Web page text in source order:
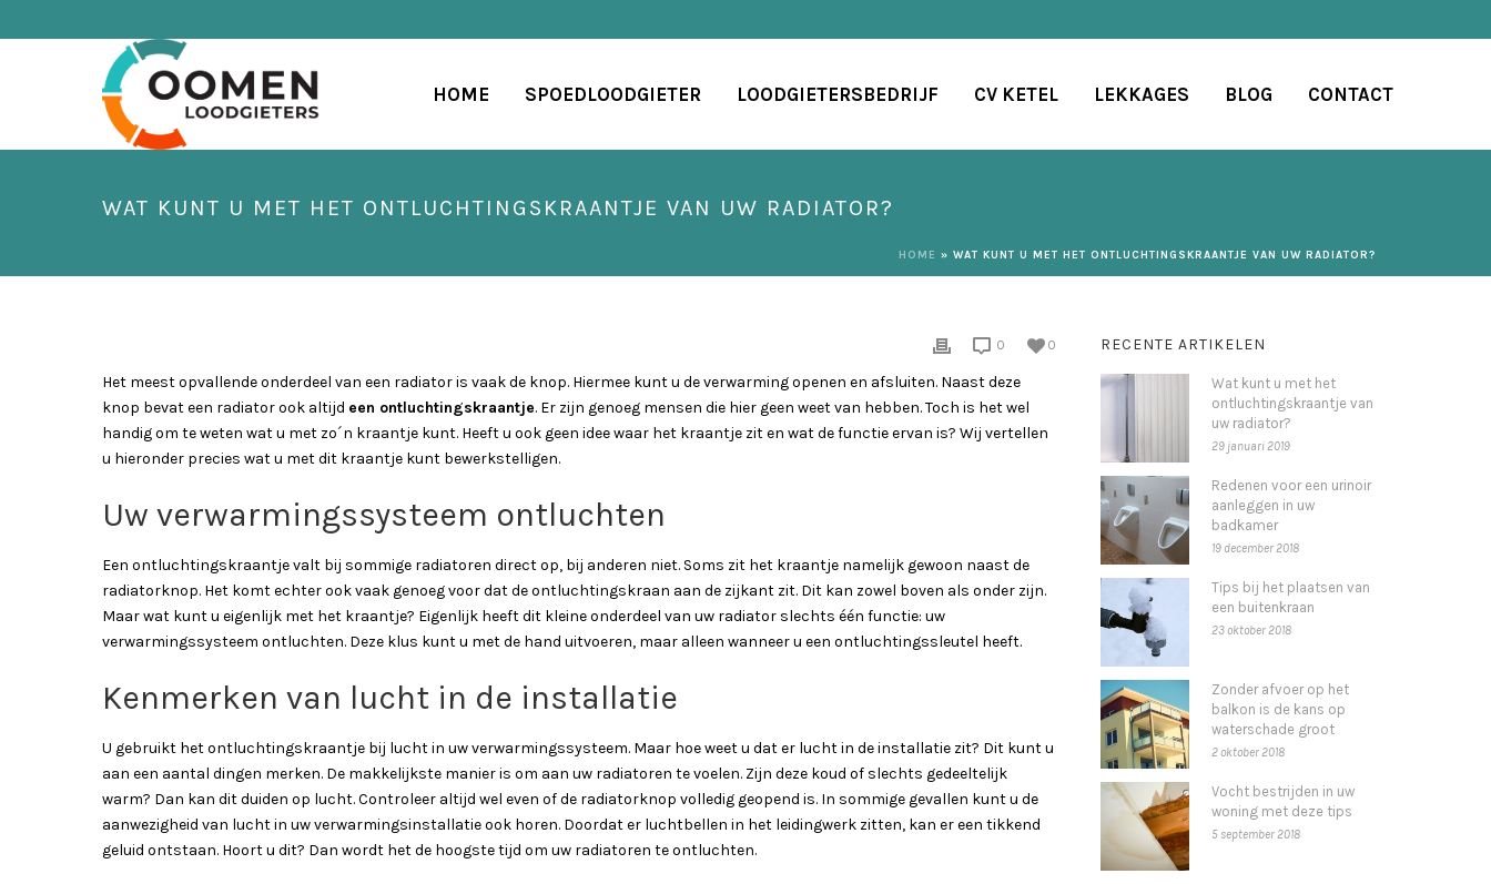
HOME SPOEDLOODGIETER LOODGIETERSBEDRIJF CV KETEL LEKKAGES BLOG CONTACT
WAT KUNT U MET HET ONTLUCHTINGSKRAANTJE VAN UW RADIATOR?
HOME » WAT KUNT U MET HET ONTLUCHTINGSKRAANTJE VAN UW RADIATOR?
0
0
Het meest opvallende onderdeel van een radiator is vaak de knop. Hiermee kunt u de verwarming openen en afsluiten. Naast deze
knop bevat een radiator ook altijd een ontluchtingskraantje. Er zijn genoeg mensen die hier geen weet van hebben. Toch is het wel
handig om te weten wat u met zo´n kraantje kunt. Heeft u ook geen idee waar het kraantje zit en wat de functie ervan is? Wij vertellen
u hieronder precies wat u met dit kraantje kunt bewerkstelligen.
Uw verwarmingssysteem ontluchten
Een ontluchtingskraantje valt bij sommige radiatoren direct op, bij anderen niet. Soms zit het kraantje namelijk gewoon naast de
radiatorknop. Het komt echter ook vaak genoeg voor dat de ontluchtingskraan aan de zijkant zit. Dit kan zowel boven als onder zijn.
Maar wat kunt u eigenlijk met het kraantje? Eigenlijk heeft dit kleine onderdeel van uw radiator slechts één functie: uw
verwarmingssysteem ontluchten. Deze klus kunt u met de hand uitvoeren, maar alleen wanneer u een ontluchtingssleutel heeft.
Kenmerken van lucht in de installatie
U gebruikt het ontluchtingskraantje bij lucht in uw verwarmingssysteem. Maar hoe weet u dat er lucht in de installatie zit? Dit kunt u
aan een aantal dingen merken. De makkelijkste manier is om aan uw radiatoren te voelen. Zijn deze koud of slechts gedeeltelijk
warm? Dan kan dit duiden op lucht. Controleer altijd wel even of de radiatorknop volledig geopend is. In sommige gevallen kunt u de
aanwezigheid van lucht in uw verwarmingsinstallatie ook horen. Doordat er luchtbellen in het leidingwerk zitten, kan er een tikkend
geluid ontstaan. Hoort u dit? Dan wordt het de hoogste tijd om uw radiatoren te ontluchten.
RECENTE ARTIKELEN
Wat kunt u met het
ontluchtingskraantje van
uw radiator?
29 januari 2019
Redenen voor een urinoir
aanleggen in uw
badkamer
19 december 2018
Tips bij het plaatsen van
een buitenkraan
23 oktober 2018
Zonder afvoer op het
balkon is de kans op
waterschade groot
2 oktober 2018
Vocht bestrijden in uw
woning met deze tips
5 september 2018